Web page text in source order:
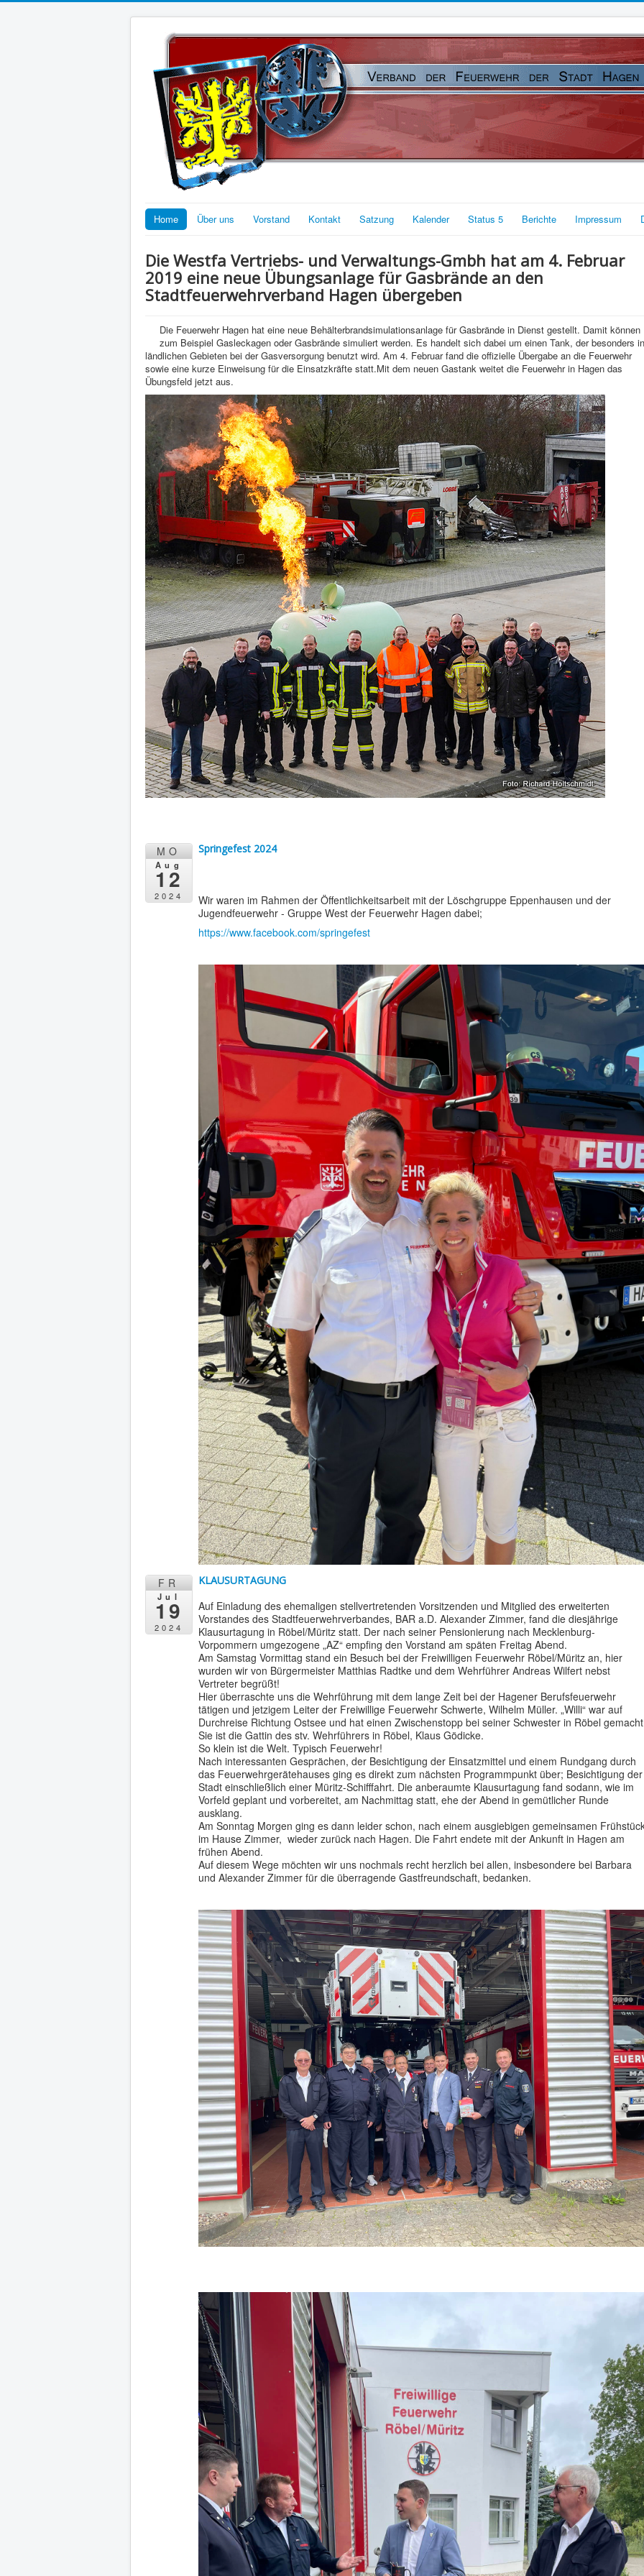
Home Über uns Vorstand Kontakt Satzung Kalender Status 5 Berichte Impressum
Die Westfa Vertriebs- und Verwaltungs-Gmbh hat am 4. Februar
2019 eine neue Übungsanlage für Gasbrände an den
Stadtfeuerwehrverband Hagen übergeben
Die Feuerwehr Hagen hat eine neue Behälterbrandsimulationsanlage für Gasbrände in Dienst gestellt. Damit können
zum Beispiel Gasleckagen oder Gasbrände simuliert werden. Es handelt sich dabei um einen Tank, der besonders in
ländlichen Gebieten bei der Gasversorgung benutzt wird. Am 4. Februar fand die offizielle Übergabe an die Feuerwehr
sowie eine kurze Einweisung für die Einsatzkräfte statt.Mit dem neuen Gastank weitet die Feuerwehr in Hagen das
Übungsfeld jetzt aus.
MO
Aug
12
2024
Springefest 2024
Wir waren im Rahmen der Öffentlichkeitsarbeit mit der Löschgruppe Eppenhausen und der
Jugendfeuerwehr - Gruppe West der Feuerwehr Hagen dabei;
https://www.facebook.com/springefest
FR
Jul
19
2024
KLAUSURTAGUNG
Auf Einladung des ehemaligen stellvertretenden Vorsitzenden und Mitglied des erweiterten
Vorstandes des Stadtfeuerwehrverbandes, BAR a.D. Alexander Zimmer, fand die diesjährige
Klausurtagung in Röbel/Müritz statt. Der nach seiner Pensionierung nach Mecklenburg-
Vorpommern umgezogene „AZ“ empfing den Vorstand am späten Freitag Abend.
Am Samstag Vormittag stand ein Besuch bei der Freiwilligen Feuerwehr Röbel/Müritz an, hier
wurden wir von Bürgermeister Matthias Radtke und dem Wehrführer Andreas Wilfert nebst
Vertreter begrüßt!
Hier überraschte uns die Wehrführung mit dem lange Zeit bei der Hagener Berufsfeuerwehr
tätigen und jetzigem Leiter der Freiwillige Feuerwehr Schwerte, Wilhelm Müller. „Willi“ war auf
Durchreise Richtung Ostsee und hat einen Zwischenstopp bei seiner Schwester in Röbel
Sie ist die Gattin des stv. Wehrführers in Röbel, Klaus Gödicke.
So klein ist die Welt. Typisch Feuerwehr!
Nach interessanten Gesprächen, der Besichtigung der Einsatzmittel und einem Rundgang durch
das Feuerwehrgerätehauses ging es direkt zum nächsten Programmpunkt über; Besichtigung der
Stadt einschließlich einer Müritz-Schifffahrt. Die anberaumte Klausurtagung fand sodann, wie im
Vorfeld geplant und vorbereitet, am Nachmittag statt, ehe der Abend in gemütlicher Runde
ausklang.
Am Sonntag Morgen ging es dann leider schon, nach einem ausgiebigen gemeinsamen
im Hause Zimmer, wieder zurück nach Hagen. Die Fahrt endete mit der Ankunft in Hagen am
frühen Abend.
Auf diesem Wege möchten wir uns nochmals recht herzlich bei allen, insbesondere bei Barbara
und Alexander Zimmer für die überragende Gastfreundschaft, bedanken.